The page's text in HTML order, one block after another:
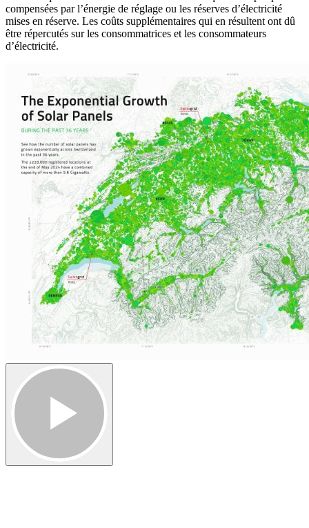
compensées par l’énergie de réglage ou les réserves d’électricité
mises en réserve. Les coûts supplémentaires qui en résultent ont dû
être répercutés sur les consommatrices et les consommateurs
d’électricité.